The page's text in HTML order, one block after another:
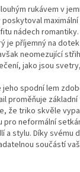
rukávem v
nádech
je příjemný na
neomezující
jako jsou
spodní lem
proměňuje
že triko skvěle
pro neformální
a stylu. Díky svému
součástí